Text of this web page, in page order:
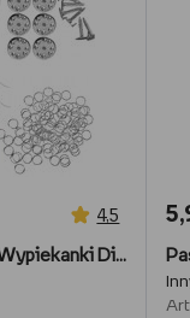
4,5
Folia Termokurczliwa Wypiekanki Diy Prezent Dzieci